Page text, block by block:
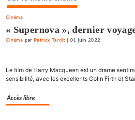
Cinéma
« Supernova », dernier
Cinéma par Patrick Tardit |01 juin 2022
Le film de Harry Macqueen est un drame
sensibilité, avec les excellents Colin Firth et
Accès libre